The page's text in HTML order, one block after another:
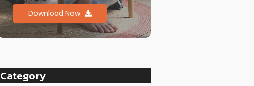
Download Now
Category